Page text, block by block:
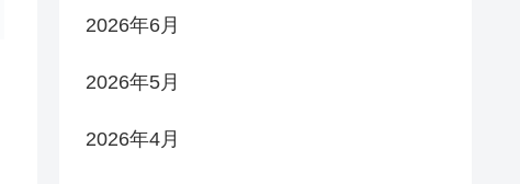
2026年6月
2026年5月
2026年4月